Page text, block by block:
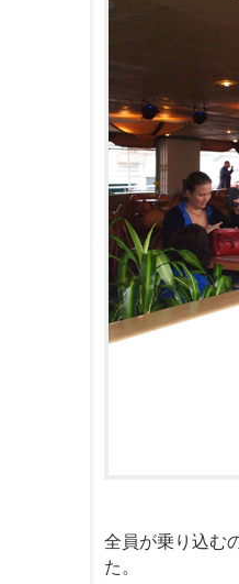
全員が乗り込む
た。